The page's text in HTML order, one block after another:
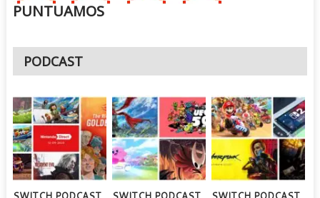
PUNTUAMOS
PODCAST